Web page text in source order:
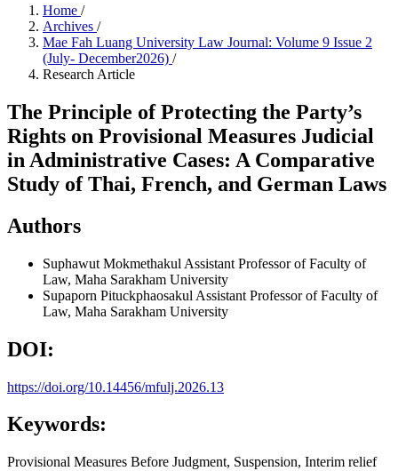
Home /
Archives /
Mae Fah Luang University Law Journal: Volume 9 Issue 2
(July- December2026) /
Research Article
The Principle of Protecting the Party’s
Rights on Provisional Measures Judicial
in Administrative Cases: A Comparative
Study of Thai, French, and German Laws
Authors
Suphawut Mokmethakul Assistant Professor of Faculty of
Law, Maha Sarakham University
Supaporn Pituckphaosakul Assistant Professor of Faculty of
Law, Maha Sarakham University
DOI:
https://doi.org/10.14456/mfulj.2026.13
Keywords:
Provisional Measures Before Judgment, Suspension, Interim relief